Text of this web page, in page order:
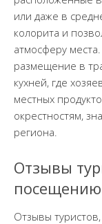
или даже в
колорита и
атмосферу
размещение в
кухней, где
местных
окрестностям,
региона.
Отзывы
посещению
Отзывы